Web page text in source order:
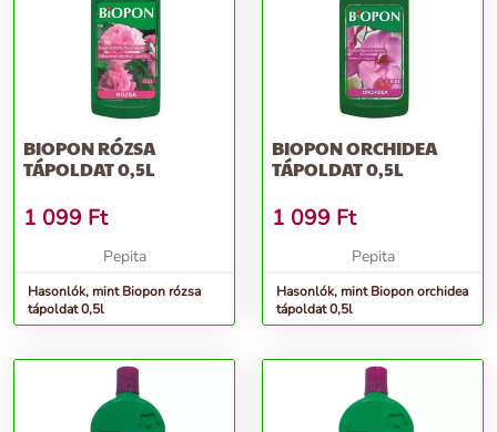
BIOPON RÓZSA
TÁPOLDAT 0,5L
1 099 Ft
Pepita
Hasonlók, mint Biopon rózsa
tápoldat 0,5l
BIOPON ORCHIDEA
TÁPOLDAT 0,5L
1 099 Ft
Pepita
Hasonlók, mint Biopon orchidea
tápoldat 0,5l